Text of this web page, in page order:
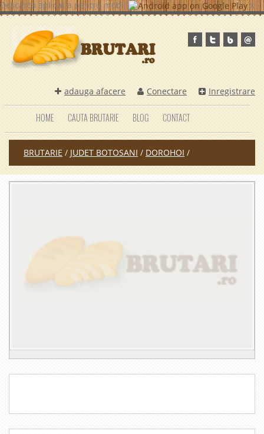
Descarca aplicatia pentru mobil x
adauga afacere Conectare Inregistrare
HOME CAUTA BRUTARIE BLOG CONTACT
BRUTARIE / JUDET BOTOSANI / DOROHOI /